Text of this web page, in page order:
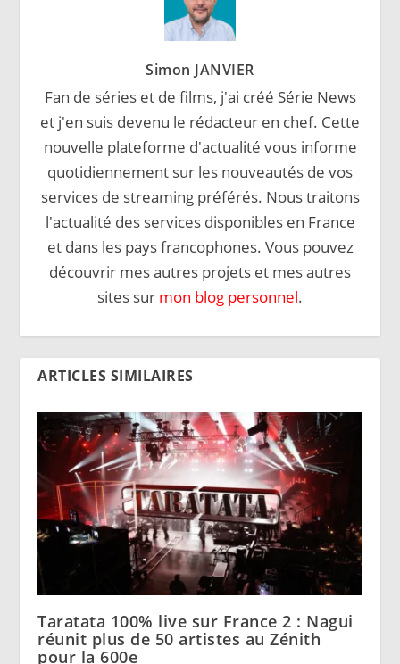
Simon JANVIER
Fan de séries et de films, j'ai créé Série News
et j'en suis devenu le rédacteur en chef. Cette
nouvelle plateforme d'actualité vous informe
quotidiennement sur les nouveautés de vos
services de streaming préférés. Nous traitons
l'actualité des services disponibles en France
et dans les pays francophones. Vous pouvez
découvrir mes autres projets et mes autres
sites sur mon blog personnel.
ARTICLES SIMILAIRES
Taratata 100% live sur France 2 : Nagui
réunit plus de 50 artistes au Zénith
pour la 600e